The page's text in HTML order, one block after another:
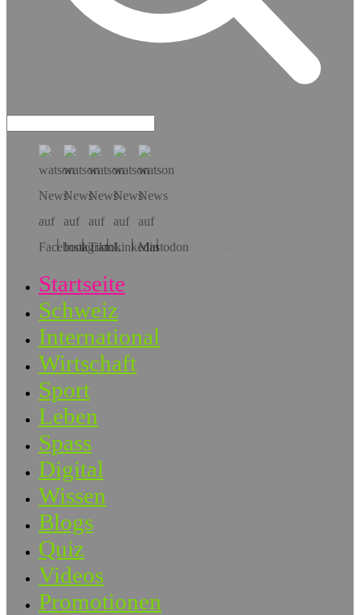
Hol dir die App!
Startseite
Schweiz
International
Wirtschaft
Sport
Leben
Spass
Digital
Wissen
Blogs
Quiz
Videos
Promotionen